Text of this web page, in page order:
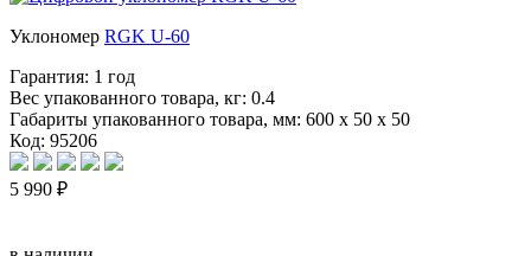
Уклономер RGK U-60
Гарантия: 1 год
Вес упакованного товара, кг: 0.4
Габариты упакованного товара, мм: 600 x 50 x 50
Код: 95206
5 990 ₽